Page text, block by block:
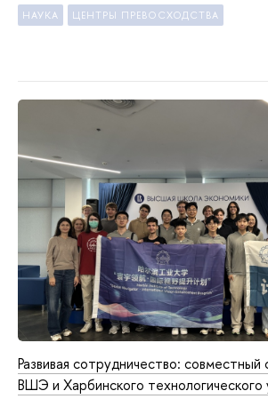
НАУКА ЦЕНТРЫ ПРЕВОСХОДСТВА
Развивая сотрудничество:
ВШЭ и Харбинского технологического